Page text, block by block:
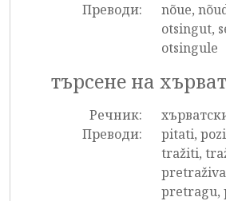
Преводи:
nõue,
otsingut,
otsingule
търсене на
Речник:
Преводи:
pitati,
tražiti,
pretragu,